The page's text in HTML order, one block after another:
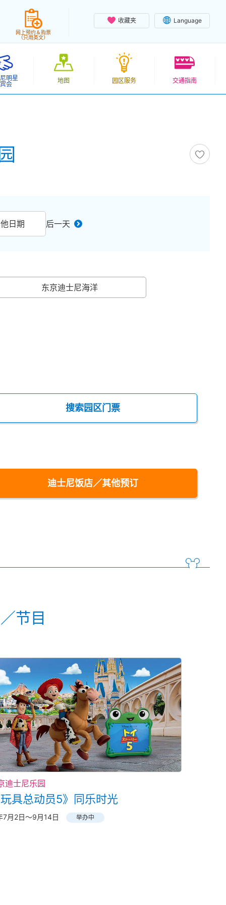
收藏夹 Language
网上预约＆购票
（只用英文）
明星
会
地图 园区服务 交通指南
日期 后一天
东京迪士尼海洋
搜索园区门票
迪士尼饭店／其他预订
节目
迪士尼乐园
具总动员5》同乐时光
7月2日～9月14日 举办中